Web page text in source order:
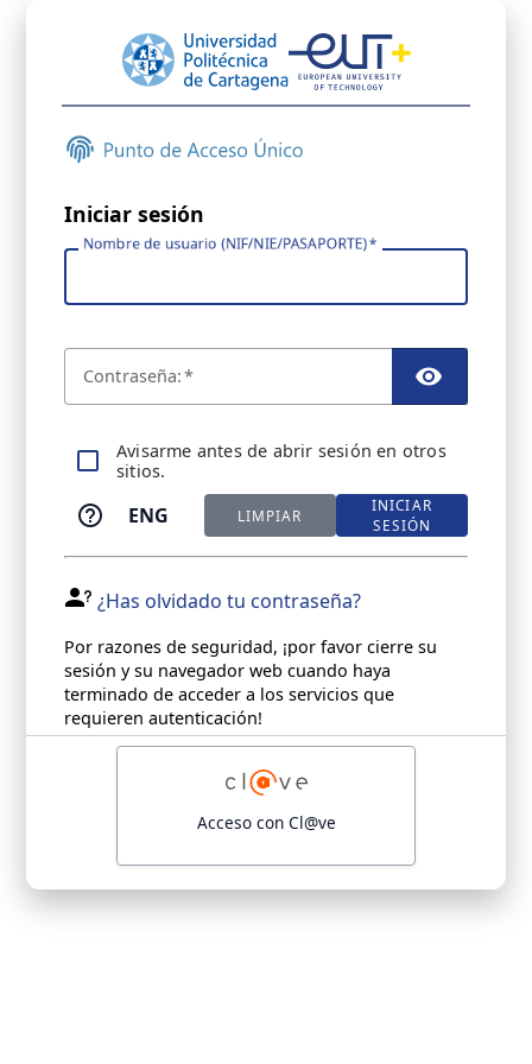
Iniciar sesión
Nombre de usuario (NIF/NIE/PASAPORTE)
Contraseña:
Avisarme antes de abrir sesión en otros
sitios.
ENG LIMPIAR
INICIAR
SESIÓN
¿Has olvidado tu contraseña?
Por razones de seguridad, ¡por favor cierre su
sesión y su navegador web cuando haya
terminado de acceder a los servicios que
requieren autenticación!